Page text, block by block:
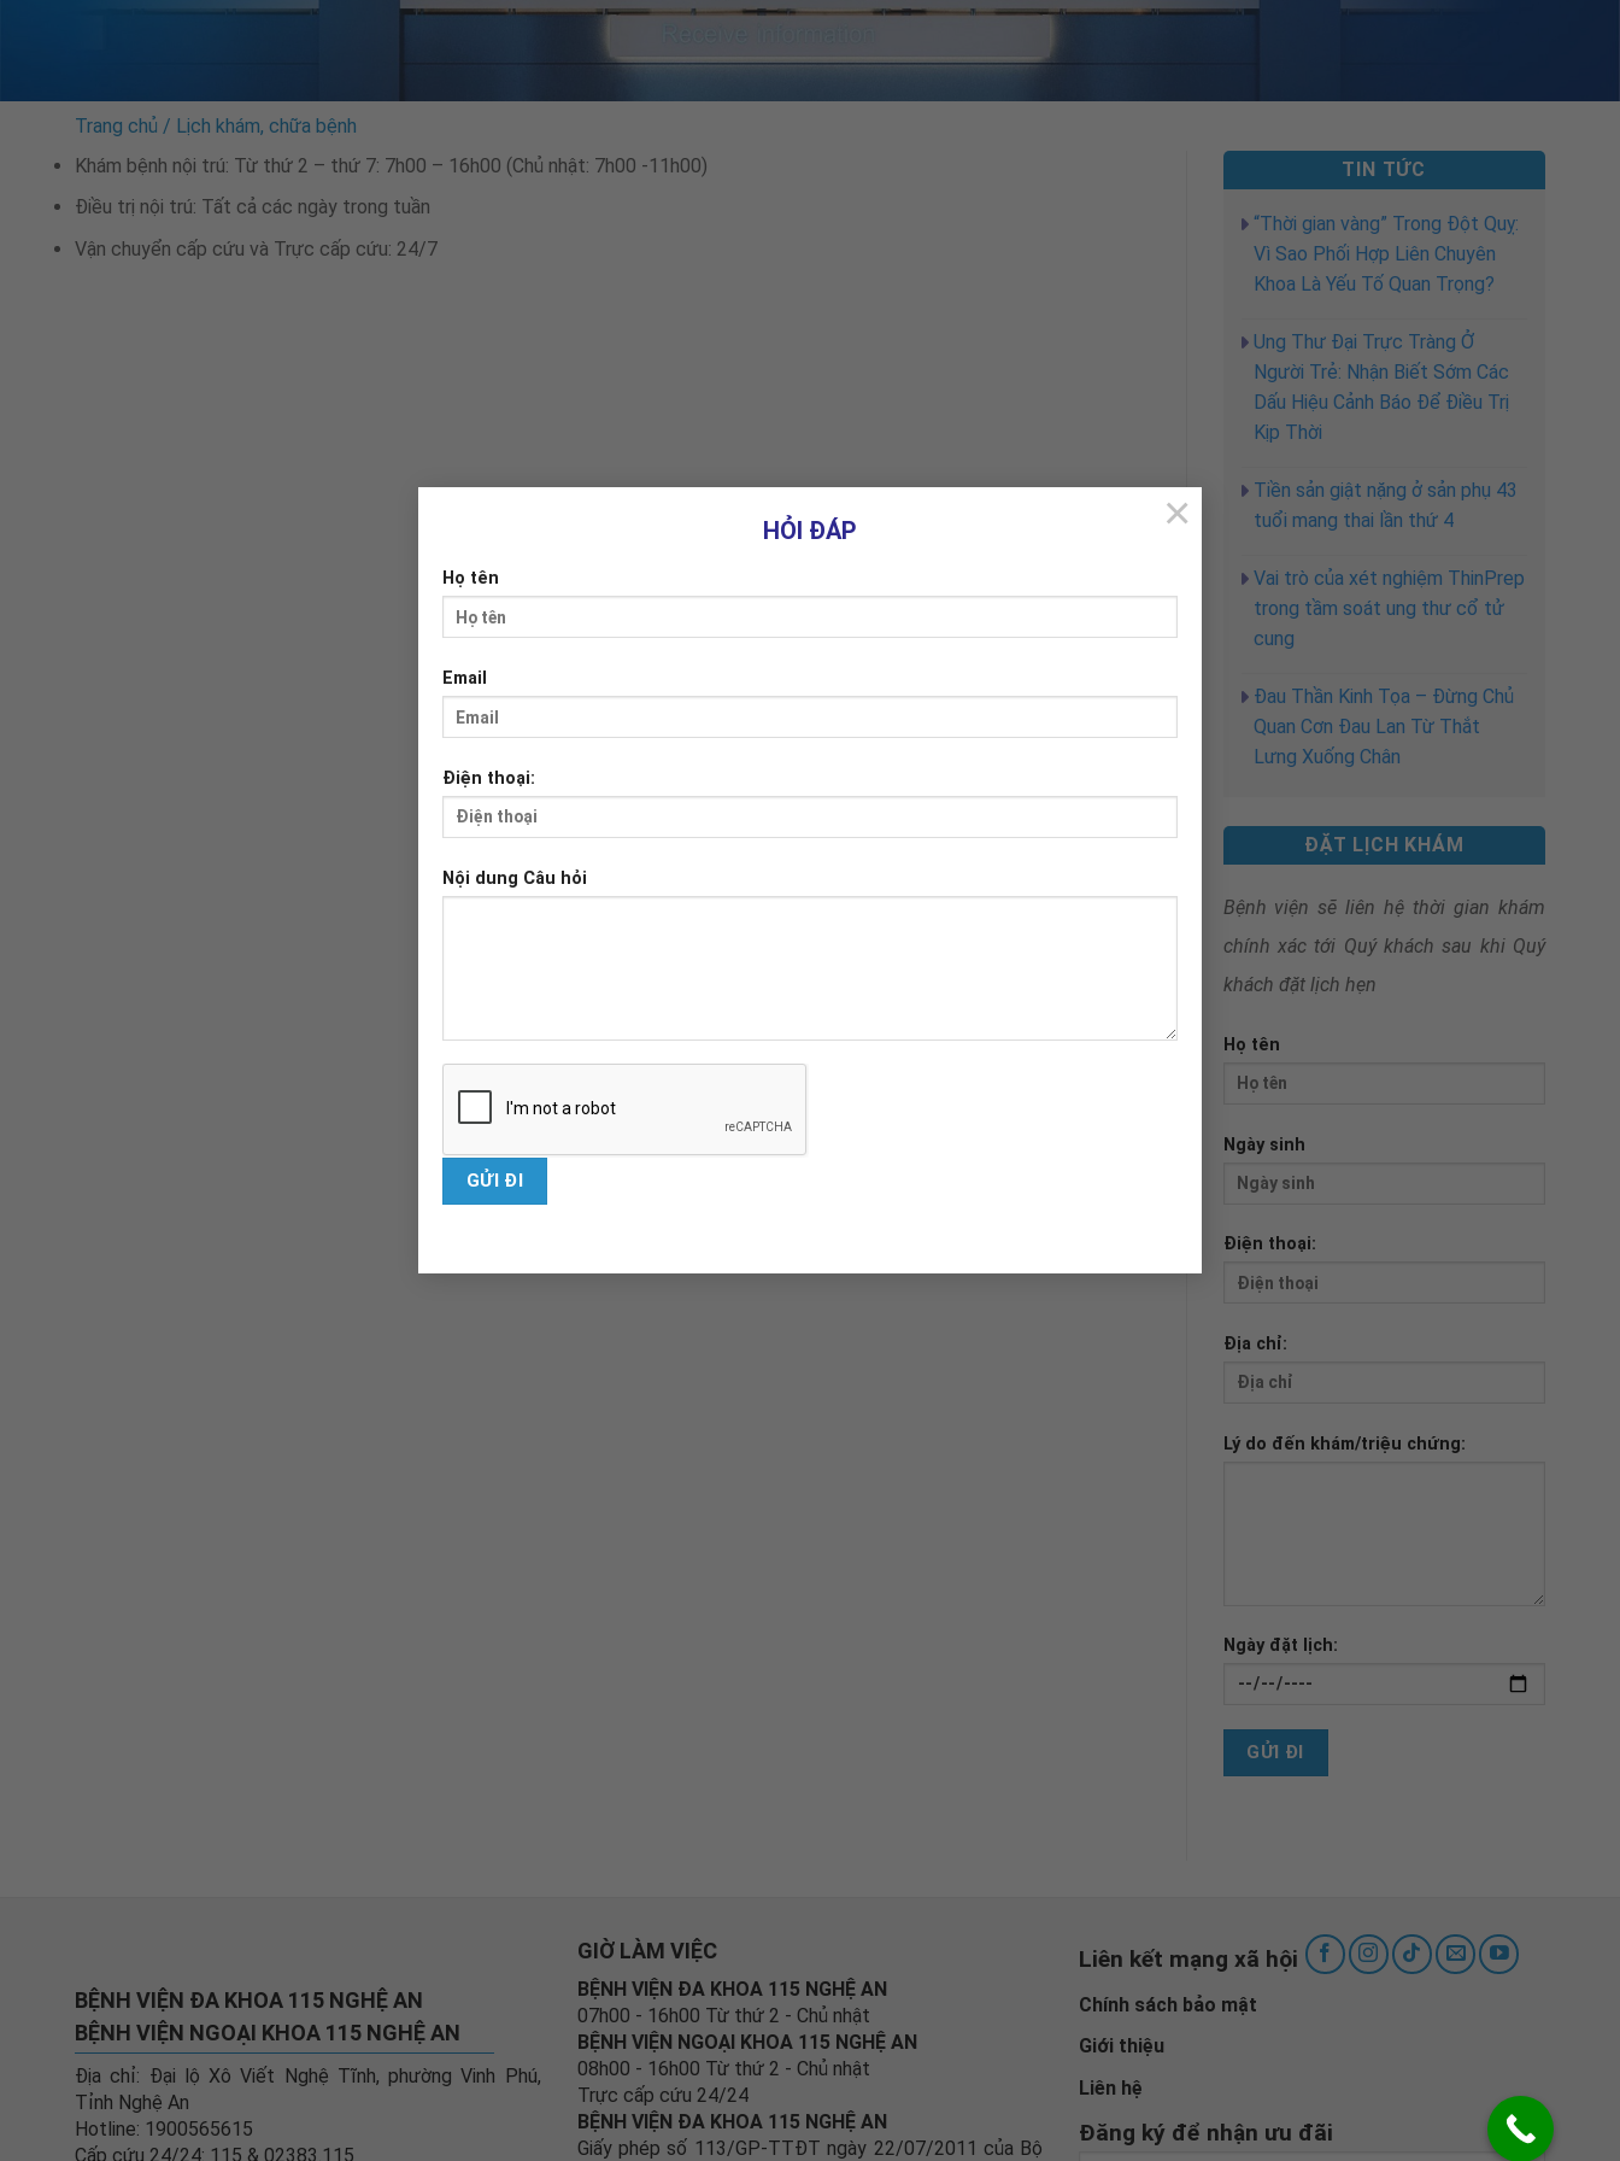
HỎI ĐÁP
Họ tên
Email
Điện thoại:
Nội dung Câu hỏi
×
Trang chủ / Lịch khám, chữa bệnh
Khám bệnh nội trú: Từ thứ 2 – thứ 7: 7h00 – 16h00 (Chủ nhật: 7h00 -11h00)
Điều trị nội trú: Tất cả các ngày trong tuần
Vận chuyển cấp cứu và Trực cấp cứu: 24/7
TIN TỨC
“Thời gian vàng” Trong Đột Quỵ:
Vì Sao Phối Hợp Liên Chuyên
Khoa Là Yếu Tố Quan Trọng?
Ung Thư Đại Trực Tràng Ở
Người Trẻ: Nhận Biết Sớm Các
Dấu Hiệu Cảnh Báo Để Điều Trị
Kịp Thời
Tiền sản giật nặng ở sản phụ 43
tuổi mang thai lần thứ 4
Vai trò của xét nghiệm ThinPrep
trong tầm soát ung thư cổ tử
cung
Đau Thần Kinh Tọa – Đừng Chủ
Quan Cơn Đau Lan Từ Thắt
Lưng Xuống Chân
ĐẶT LỊCH KHÁM
Bệnh viện sẽ liên hệ thời gian khám
chính xác tới Quý khách sau khiQuý
khách đặt lịch hẹn
Họ tên
Ngày sinh
Điện thoại:
Địa chỉ:
Lý do đến khám/triệu chứng:
Ngày đặt lịch:
BỆNH VIỆN ĐA KHOA 115 NGHỆ AN
BỆNH VIỆN NGOẠI KHOA 115 NGHỆ AN
Địa chỉ: Đại lộ Xô Viết Nghệ Tĩnh, phường Vinh Phú,
Tỉnh Nghệ An
Hotline: 1900565615
Cấp cứu 24/24: 115 & 02383.115
GIỜ LÀM VIỆC
BỆNH VIỆN ĐA KHOA 115 NGHỆ AN
07h00 - 16h00 Từ thứ 2 - Chủ nhật
BỆNH VIỆN NGOẠI KHOA 115 NGHỆ AN
08h00 - 16h00 Từ thứ 2 - Chủ nhật
Trực cấp cứu 24/24
BỆNH VIỆN ĐA KHOA 115 NGHỆ AN
Giấy phép số 113/GP-TTĐT ngày 22/07/2011 của Bộ
Liên kết mạng xã hội
Chính sách bảo mật
Giới thiệu
Liên hệ
Đăng ký để nhận ưu đãi